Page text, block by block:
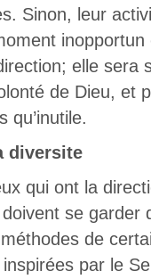
Sinon, leur
inopportun
elle sera
de Dieu, et
qu’inutile.
diversite
qui ont la
se garder
de
par le